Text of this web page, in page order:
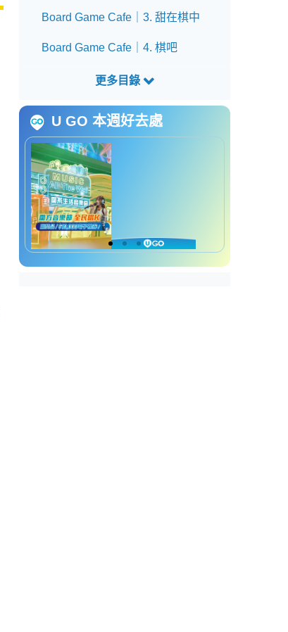
Board Game Cafe｜3. 甜在棋中
Board Game Cafe｜4. 棋吧
Board Game Cafe｜5. 部屋咖啡
Board Game Cafe｜6. The 5B
Private Corner
Board Game Cafe｜7. A JOY 桌
悠
U GO 本週好去處